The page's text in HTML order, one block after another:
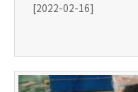
[2022-02-16]